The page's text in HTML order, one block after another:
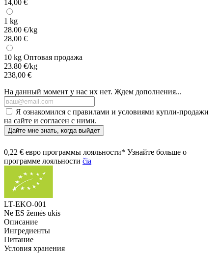
14,00 €
1 kg
28.00 €/kg
28,00 €
10 kg Оптовая продажа
23.80 €/kg
238,00 €
На данный момент у нас их нет. Ждем дополнения...
Я ознакомился с правилами и условиями купли-продажи
на сайте и согласен с ними.
Дайте мне знать, когда выйдет
0,22 € евро программы лояльности* Узнайте больше о
программе лояльности čia
LT-EKO-001
Ne ES žemės ūkis
Описание
Ингредиенты
Питание
Условия хранения